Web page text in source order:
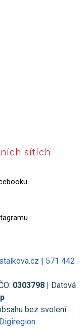
sítích
571 442
0303798| Datová
bez svolení
Digiregion